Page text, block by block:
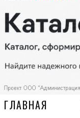
ГЛАВНАЯ